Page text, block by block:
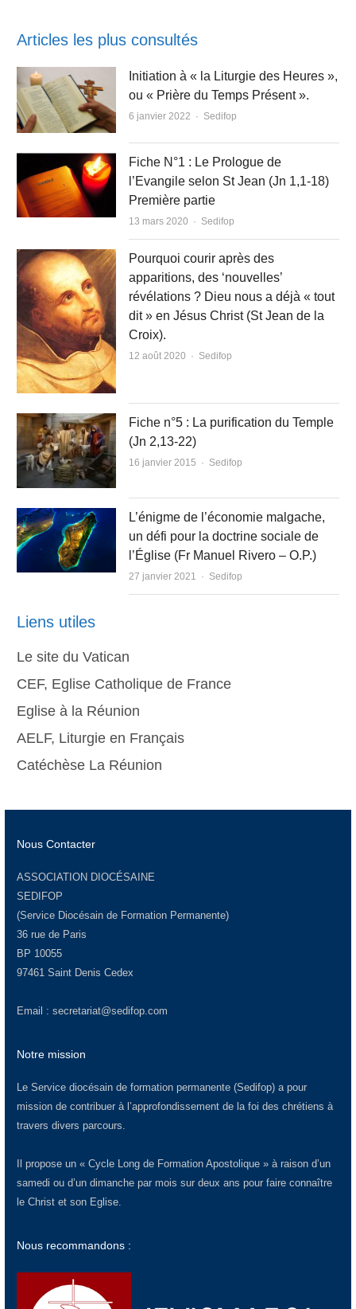
Articles les plus consultés
Initiation à « la Liturgie des Heures »,
ou « Prière du Temps Présent ».
6 janvier 2022 Author
Sedifop
Fiche N°1 : Le Prologue de
l’Evangile selon St Jean (Jn 1,1-18)
Première partie
13 mars 2020 Author
Sedifop
Pourquoi courir après des
apparitions, des ‘nouvelles’
révélations ? Dieu nous a déjà « tout
dit » en Jésus Christ (St Jean de la
Croix).
12 août 2020 Author
Sedifop
Fiche n°5 : La purification du Temple
(Jn 2,13-22)
16 janvier 2015 Author
Sedifop
L’énigme de l’économie malgache,
un défi pour la doctrine sociale de
l’Église (Fr Manuel Rivero – O.P.)
27 janvier 2021 Author
Sedifop
Liens utiles
Le site du Vatican
CEF, Eglise Catholique de France
Eglise à la Réunion
AELF, Liturgie en Français
Catéchèse La Réunion
Nous Contacter
ASSOCIATION DIOCÉSAINE
SEDIFOP
(Service Diocésain de Formation Permanente)
36 rue de Paris
BP 10055
97461 Saint Denis Cedex
Email : secretariat@sedifop.com
Notre mission
Le Service diocésain de formation permanente (Sedifop) a pour
mission de contribuer à l’approfondissement de la foi des chrétiens à
travers divers parcours.
Il propose un « Cycle Long de Formation Apostolique » à raison d’un
samedi ou d’un dimanche par mois sur deux ans pour faire connaître
le Christ et son Eglise.
Nous recommandons :